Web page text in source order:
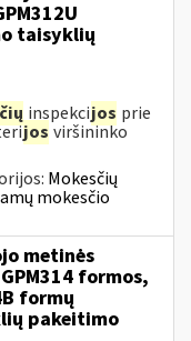
taisyklių
inspekcijos prie
jos viršininko
Mokesčių
mokesčio
metinės
formos,
formų
pakeitimo